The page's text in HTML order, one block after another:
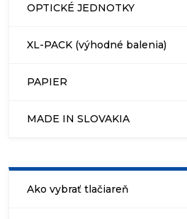
OPTICKÉ JEDNOTKY
XL-PACK (výhodné balenia)
PAPIER
MADE IN SLOVAKIA
Ako vybrať tlačiareň